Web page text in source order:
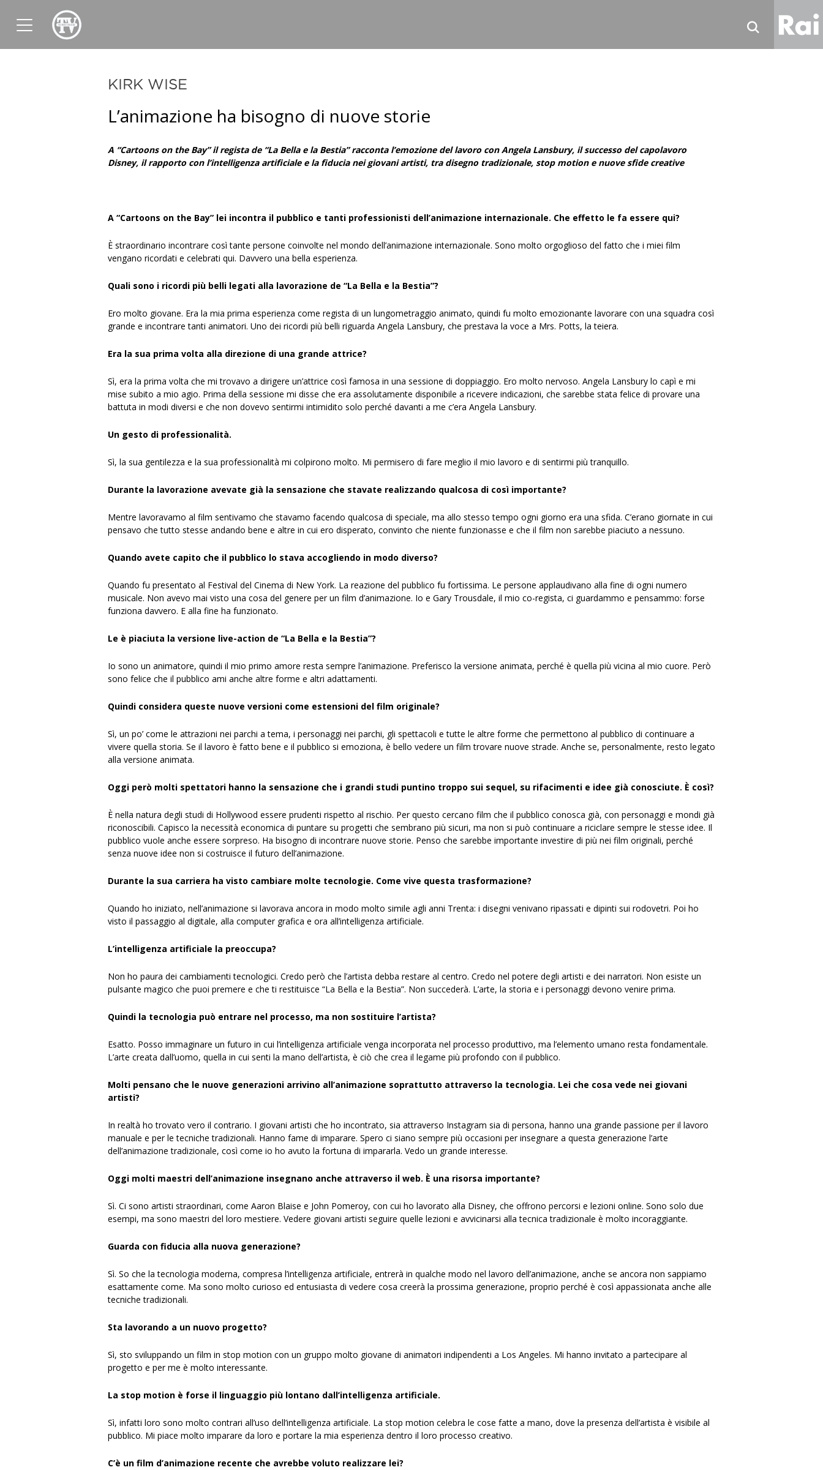
News
KIRK WISE
L’animazione ha bisogno di nuove storie
A “Cartoons on the Bay” il regista de “La Bella e la Bestia” racconta l’emozione del lavoro con Angela Lansbury, il successo del capolavoro
Disney, il rapporto con l’intelligenza artificiale e la fiducia nei giovani artisti, tra disegno tradizionale, stop motion e nuove sfide creative
A “Cartoons on the Bay” lei incontra il pubblico e tanti professionisti dell’animazione internazionale. Che effetto le fa essere qui?
È straordinario incontrare così tante persone coinvolte nel mondo dell’animazione internazionale. Sono molto orgoglioso del fatto che i miei film
vengano ricordati e celebrati qui. Davvero una bella esperienza.
Quali sono i ricordi più belli legati alla lavorazione de “La Bella e la Bestia”?
Ero molto giovane. Era la mia prima esperienza come regista di un lungometraggio animato, quindi fu molto emozionante lavorare con una squadra così
grande e incontrare tanti animatori. Uno dei ricordi più belli riguarda Angela Lansbury, che prestava la voce a Mrs. Potts, la teiera.
Era la sua prima volta alla direzione di una grande attrice?
Sì, era la prima volta che mi trovavo a dirigere un’attrice così famosa in una sessione di doppiaggio. Ero molto nervoso. Angela Lansbury lo capì e mi
mise subito a mio agio. Prima della sessione mi disse che era assolutamente disponibile a ricevere indicazioni, che sarebbe stata felice di provare una
battuta in modi diversi e che non dovevo sentirmi intimidito solo perché davanti a me c’era Angela Lansbury.
Un gesto di professionalità.
Sì, la sua gentilezza e la sua professionalità mi colpirono molto. Mi permisero di fare meglio il mio lavoro e di sentirmi più tranquillo.
Durante la lavorazione avevate già la sensazione che stavate realizzando qualcosa di così importante?
Mentre lavoravamo al film sentivamo che stavamo facendo qualcosa di speciale, ma allo stesso tempo ogni giorno era una sfida. C’erano giornate in cui
pensavo che tutto stesse andando bene e altre in cui ero disperato, convinto che niente funzionasse e che il film non sarebbe piaciuto a nessuno.
Quando avete capito che il pubblico lo stava accogliendo in modo diverso?
Quando fu presentato al Festival del Cinema di New York. La reazione del pubblico fu fortissima. Le persone applaudivano alla fine di ogni numero
musicale. Non avevo mai visto una cosa del genere per un film d’animazione. Io e Gary Trousdale, il mio co-regista, ci guardammo e pensammo: forse
funziona davvero. E alla fine ha funzionato.
Le è piaciuta la versione live-action de “La Bella e la Bestia”?
Io sono un animatore, quindi il mio primo amore resta sempre l’animazione. Preferisco la versione animata, perché è quella più vicina al mio cuore. Però
sono felice che il pubblico ami anche altre forme e altri adattamenti.
Quindi considera queste nuove versioni come estensioni del film originale?
Sì, un po’ come le attrazioni nei parchi a tema, i personaggi nei parchi, gli spettacoli e tutte le altre forme che permettono al pubblico di continuare a
vivere quella storia. Se il lavoro è fatto bene e il pubblico si emoziona, è bello vedere un film trovare nuove strade. Anche se, personalmente, resto legato
alla versione animata.
Oggi però molti spettatori hanno la sensazione che i grandi studi puntino troppo sui sequel, su rifacimenti e idee già conosciute. È così?
È nella natura degli studi di Hollywood essere prudenti rispetto al rischio. Per questo cercano film che il pubblico conosca già, con personaggi e mondi già
riconoscibili. Capisco la necessità economica di puntare su progetti che sembrano più sicuri, ma non si può continuare a riciclare sempre le stesse idee. Il
pubblico vuole anche essere sorpreso. Ha bisogno di incontrare nuove storie. Penso che sarebbe importante investire di più nei film originali, perché
senza nuove idee non si costruisce il futuro dell’animazione.
Durante la sua carriera ha visto cambiare molte tecnologie. Come vive questa trasformazione?
Quando ho iniziato, nell’animazione si lavorava ancora in modo molto simile agli anni Trenta: i disegni venivano ripassati e dipinti sui rodovetri. Poi ho
visto il passaggio al digitale, alla computer grafica e ora all’intelligenza artificiale.
L’intelligenza artificiale la preoccupa?
Non ho paura dei cambiamenti tecnologici. Credo però che l’artista debba restare al centro. Credo nel potere degli artisti e dei narratori. Non esiste un
pulsante magico che puoi premere e che ti restituisce “La Bella e la Bestia”. Non succederà. L’arte, la storia e i personaggi devono venire prima.
Quindi la tecnologia può entrare nel processo, ma non sostituire l’artista?
Esatto. Posso immaginare un futuro in cui l’intelligenza artificiale venga incorporata nel processo produttivo, ma l’elemento umano resta fondamentale.
L’arte creata dall’uomo, quella in cui senti la mano dell’artista, è ciò che crea il legame più profondo con il pubblico.
Molti pensano che le nuove generazioni arrivino all’animazione soprattutto attraverso la tecnologia. Lei che cosa vede nei giovani
artisti?
In realtà ho trovato vero il contrario. I giovani artisti che ho incontrato, sia attraverso Instagram sia di persona, hanno una grande passione per il lavoro
manuale e per le tecniche tradizionali. Hanno fame di imparare. Spero ci siano sempre più occasioni per insegnare a questa generazione l’arte
dell’animazione tradizionale, così come io ho avuto la fortuna di impararla. Vedo un grande interesse.
Oggi molti maestri dell’animazione insegnano anche attraverso il web. È una risorsa importante?
Sì. Ci sono artisti straordinari, come Aaron Blaise e John Pomeroy, con cui ho lavorato alla Disney, che offrono percorsi e lezioni online. Sono solo due
esempi, ma sono maestri del loro mestiere. Vedere giovani artisti seguire quelle lezioni e avvicinarsi alla tecnica tradizionale è molto incoraggiante.
Guarda con fiducia alla nuova generazione?
Sì. So che la tecnologia moderna, compresa l’intelligenza artificiale, entrerà in qualche modo nel lavoro dell’animazione, anche se ancora non sappiamo
esattamente come. Ma sono molto curioso ed entusiasta di vedere cosa creerà la prossima generazione, proprio perché è così appassionata anche alle
tecniche tradizionali.
Sta lavorando a un nuovo progetto?
Sì, sto sviluppando un film in stop motion con un gruppo molto giovane di animatori indipendenti a Los Angeles. Mi hanno invitato a partecipare al
progetto e per me è molto interessante.
La stop motion è forse il linguaggio più lontano dall’intelligenza artificiale.
Sì, infatti loro sono molto contrari all’uso dell’intelligenza artificiale. La stop motion celebra le cose fatte a mano, dove la presenza dell’artista è visibile al
pubblico. Mi piace molto imparare da loro e portare la mia esperienza dentro il loro processo creativo.
C’è un film d’animazione recente che avrebbe voluto realizzare lei?